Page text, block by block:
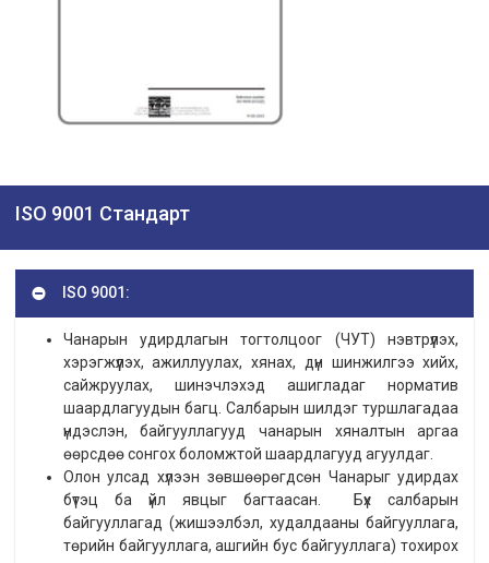
ISO 9001 Стандарт
ISO 9001:
Чанарын удирдлагын тогтолцоог (ЧУТ) нэвтрүүлэх,
хэрэгжүүлэх, ажиллуулах, хянах, дүн шинжилгээ хийх,
сайжруулах, шинэчлэхэд ашигладаг норматив
шаардлагуудын багц. Салбарын шилдэг туршлагадаа
үндэслэн, байгууллагууд чанарын хяналтын аргаа
өөрсдөө сонгох боломжтой шаардлагууд агуулдаг.
Олон улсад хүлээн зөвшөөрөгдсөн Чанарыг удирдах
бүтэц ба үйл явцыг багтаасан. Бүх салбарын
байгууллагад (жишээлбэл, худалдааны байгууллага,
төрийн байгууллага, ашгийн бус байгууллага) тохирох